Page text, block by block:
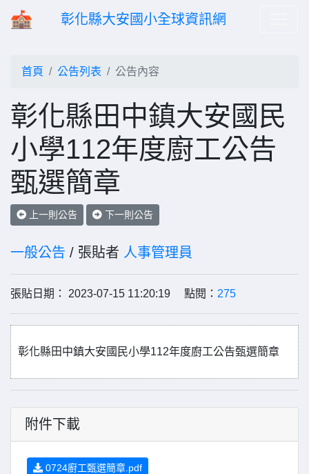
彰化縣大安國小全球資訊網
首頁 公告列表 公告內容
彰化縣田中鎮大安國民
小學112年度廚工公告
甄選簡章
上一則公告 下一則公告
一般公告 / 張貼者 人事管理員
張貼日期： 2023-07-15 11:20:19 點閱： 275
彰化縣田中鎮大安國民小學112年度廚工公告甄選簡章
附件下載
0724廚工甄選簡章.pdf